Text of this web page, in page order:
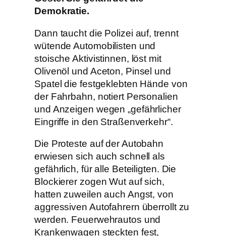
Demokratie.
Dann taucht die Polizei auf, trennt
wütende Automobilisten und
stoische Aktivistinnen, löst mit
Olivenöl und Aceton, Pinsel und
Spatel die festgeklebten Hände von
der Fahrbahn, notiert Personalien
und Anzeigen wegen „gefährlicher
Eingriffe in den Straßenverkehr“.
Die Proteste auf der Autobahn
erwiesen sich auch schnell als
gefährlich, für alle Beteiligten. Die
Blockierer zogen Wut auf sich,
hatten zuweilen auch Angst, von
aggressiven Autofahrern überrollt zu
werden. Feuerwehrautos und
Krankenwagen steckten fest,